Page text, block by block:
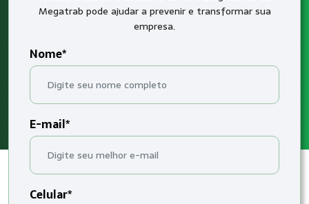
Megatrab pode ajudar a prevenir e transformar sua
empresa.
Nome*
E-mail*
Celular*